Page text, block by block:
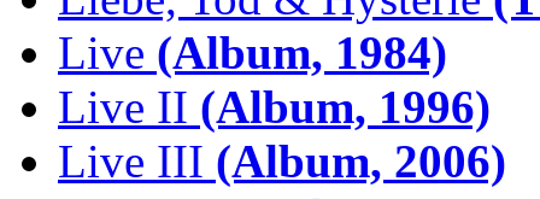
Live (Album, 1984)
Live II (Album, 1996)
Live III (Album, 2006)